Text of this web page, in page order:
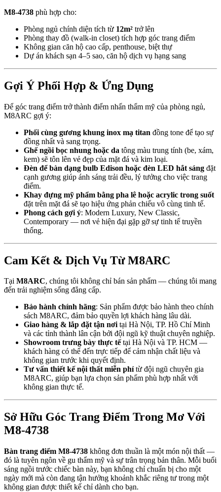
M8-4738 phù hợp cho:
Phòng ngủ chính diện tích từ 12m² trở lên
Phòng thay đồ (walk-in closet) tích hợp góc trang điểm
Không gian căn hộ cao cấp, penthouse, biệt thự
Dự án khách sạn 4–5 sao, căn hộ dịch vụ hạng sang
Gợi Ý Phối Hợp & Ứng Dụng
Để góc trang điểm trở thành điểm nhấn thẩm mỹ của phòng ngủ,
M8ARC gợi ý:
Phối cùng gương khung inox mạ titan đồng tone để tạo sự
đồng nhất và sang trọng.
Ghế ngồi bọc nhung hoặc da tông màu trung tính (be, xám,
kem) sẽ tôn lên vẻ đẹp của mặt đá và kim loại.
Đèn để bàn dạng bulb Edison hoặc đèn LED hắt sáng đặt
cạnh gương giúp ánh sáng trải đều, lý tưởng cho việc trang
điểm.
Khay đựng mỹ phẩm bằng pha lê hoặc acrylic trong suốt
đặt trên mặt đá sẽ tạo hiệu ứng phản chiếu vô cùng tinh tế.
Phong cách gợi ý: Modern Luxury, New Classic,
Contemporary — nơi vẻ hiện đại gặp gỡ sự tinh tế truyền
thống.
Cam Kết & Dịch Vụ Từ M8ARC
Tại M8ARC, chúng tôi không chỉ bán sản phẩm — chúng tôi mang
đến trải nghiệm sống đẳng cấp.
Bảo hành chính hãng: Sản phẩm được bảo hành theo chính
sách M8ARC, đảm bảo quyền lợi khách hàng lâu dài.
Giao hàng & lắp đặt tận nơitại Hà Nội, TP. Hồ Chí Minh
và các tỉnh thành lân cận bởi đội ngũ kỹ thuật chuyên nghiệp.
Showroom trưng bày thực tế tại Hà Nội và TP. HCM —
khách hàng có thể đến trực tiếp để cảm nhận chất liệu và
không gian trước khi quyết định.
Tư vấn thiết kế nội thất miễn phítừ đội ngũ chuyên gia
M8ARC, giúp bạn lựa chọn sản phẩm phù hợp nhất với
không gian thực tế.
Sở Hữu Góc Trang Điểm Trong Mơ Với
M8-4738
Bàn trang điểm M8-4738 không đơn thuần là một món nội thất —
đó là tuyên ngôn về gu thẩm mỹ và sự trân trọng bản thân. Mỗi buổi
sáng ngồi trước chiếc bàn này, bạn không chỉ chuẩn bị cho một
ngày mới mà còn đang tận hưởng khoảnh khắc riêng tư trong một
không gian được thiết kế chỉ dành cho bạn.